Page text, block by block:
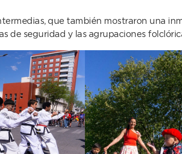
que también mostraron una
de seguridad y las agrupaciones